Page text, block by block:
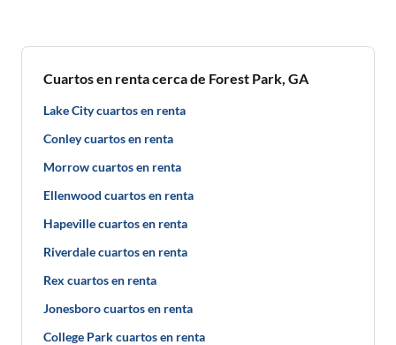
Cuartos en renta cerca de Forest Park, GA
Lake City cuartos en renta
Conley cuartos en renta
Morrow cuartos en renta
Ellenwood cuartos en renta
Hapeville cuartos en renta
Riverdale cuartos en renta
Rex cuartos en renta
Jonesboro cuartos en renta
College Park cuartos en renta